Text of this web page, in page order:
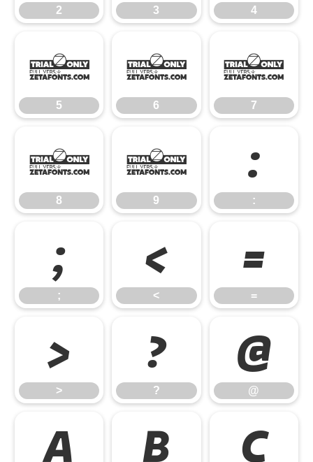
2 3 4
5
5
6
6
7
7
8
8
9
9
:
:
;
;
<
<
=
=
>
>
?
?
@
@
A B C